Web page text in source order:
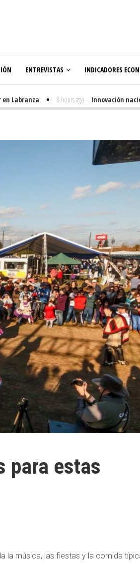
ENTREVISTAS INDICADORES
8 hours ago - Innovación nacida
para estas
la música, las fiestas y la comida